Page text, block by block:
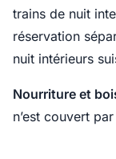
trains de nuit
réservation
nuit intérieurs
Nourriture et
n’est couvert